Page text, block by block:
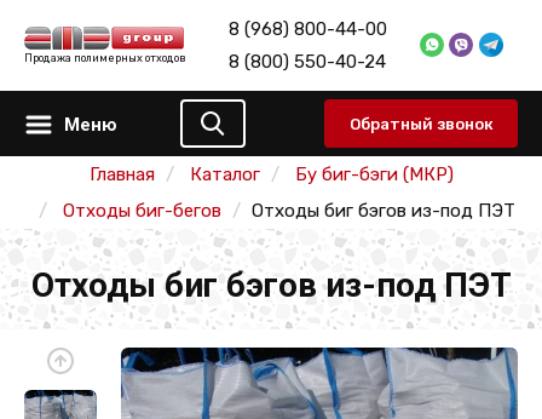
Продажа полимерных отходов
8 (968) 800-44-00
8 (800) 550-40-24
Меню Обратный звонок
Главная Каталог
Бу биг-бэги (МКР)
Отходы биг-бегов
Отходы биг бэгов из-под ПЭТ
Отходы биг бэгов из-под ПЭТ